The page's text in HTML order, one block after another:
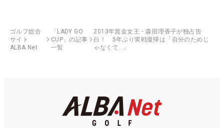
ゴルフ総合
サイト
ALBA Net
「LADY GO
CUP」の記事
一覧
2013年賞金女王・森田理香子が独占告
白！ 5年ぶり実戦復帰は「自分のためじ
ゃなくて…」